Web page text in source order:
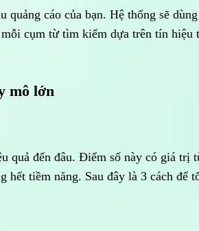
quảng cáo của bạn. Hệ thống sẽ dùng
cụm từ tìm kiếm dựa trên tín hiệu
mô lớn
quả đến đâu. Điểm số này có giá trị
hết tiềm năng. Sau đây là 3 cách để